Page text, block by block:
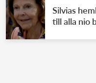
Silvias
till alla nio